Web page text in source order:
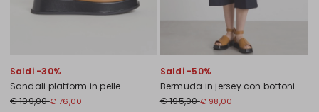
Saldi -30%
Sandali platform in pelle
€ 109,00€ 76,00
Saldi -50%
Bermuda in jersey con bottoni
€ 195,00€ 98,00